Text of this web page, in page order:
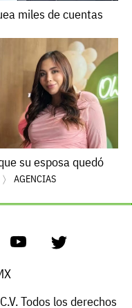
miles de cuentas
su esposa quedó
AGENCIAS
Todos los derechos